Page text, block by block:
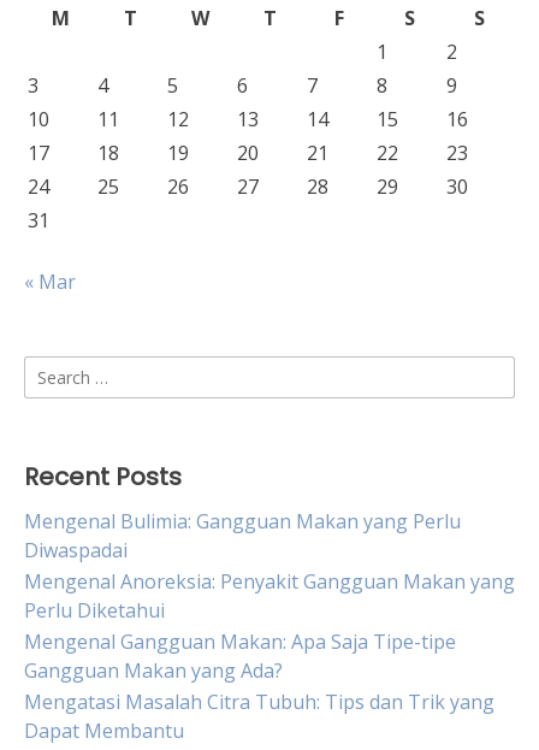
M
T W T F S
S
1
2
3
4 5 6 7 8
9
10
11 12 13 14 15
16
17
18 19 20 21 22
23
24
25 26 27 28 29
30
31
« Mar
Search
for:
Recent Posts
Mengenal Bulimia: Gangguan Makan yang Perlu
Diwaspadai
Mengenal Anoreksia: Penyakit Gangguan Makan yang
Perlu Diketahui
Mengenal Gangguan Makan: Apa Saja Tipe-tipe
Gangguan Makan yang Ada?
Mengatasi Masalah Citra Tubuh: Tips dan Trik yang
Dapat Membantu